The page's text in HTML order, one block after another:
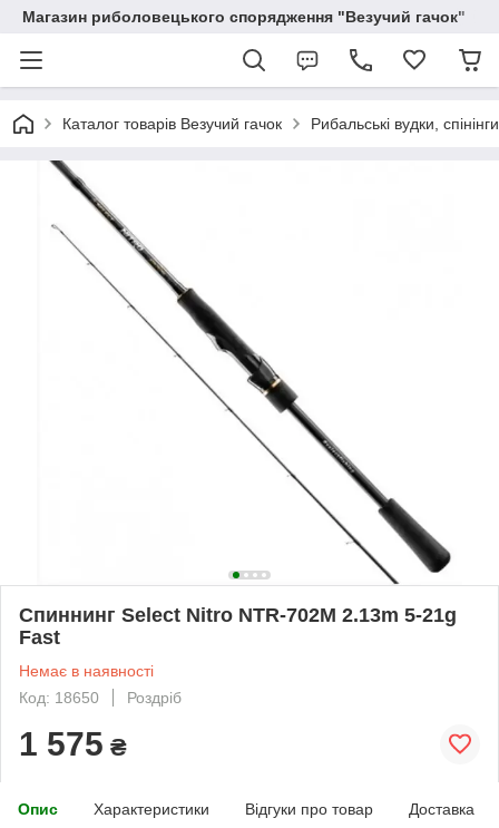
Магазин риболовецького спорядження "Везучий гачок"
Каталог товарів Везучий гачок Рибальські вудки,
Спиннинг Select Nitro NTR-702M 2.13m 5-21g
Fast
Немає в наявності
Код: 18650
Роздріб
1 575 ₴
Опис Характеристики Відгуки про товар Доставка